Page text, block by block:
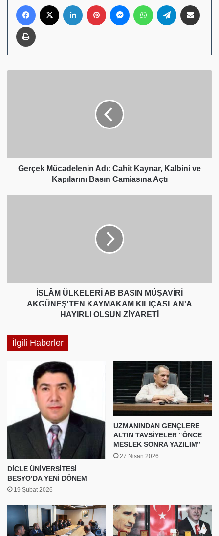
Facebook LinkedIn PinterestMessengerWhatsAppTelegram
Yazdır
Basın
Camiasına
Gerçek Mücadelenin Adı: Cahit Kaynar, Kalbini ve
Kapılarını Basın Camiasına Açtı
HAYIRLI
ZİYARETİ
İSLÂM ÜLKELERİ AB BASIN MÜŞAVİRİ
AKGÜNEŞ'TEN KAYMAKAM KILIÇASLAN'A
HAYIRLI OLSUN ZİYARETİ
İlgili Haberler
DİCLE ÜNİVERSİTESİ
BESYO’DA YENİ DÖNEM
19 Şubat 2026
UZMANINDAN GENÇLERE
ALTIN TAVSİYELER “ÖNCE
MESLEK SONRA YAZILIM”
27 Nisan 2026